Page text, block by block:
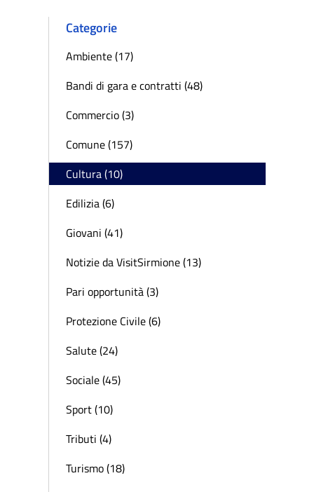
Categorie
Ambiente (17)
Bandi di gara e contratti (48)
Commercio (3)
Comune (157)
Cultura (10)
Edilizia (6)
Giovani (41)
Notizie da VisitSirmione (13)
Pari opportunità (3)
Protezione Civile (6)
Salute (24)
Sociale (45)
Sport (10)
Tributi (4)
Turismo (18)